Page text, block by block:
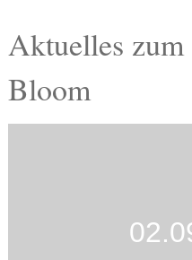
Verkehr
Gesundheit
Aktuelles
Bloom